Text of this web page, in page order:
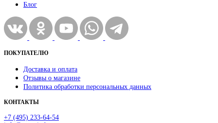
Блог
ПОКУПАТЕЛЮ
Доставка и оплата
Отзывы о магазине
Политика обработки персональных данных
КОНТАКТЫ
+7 (495) 233-64-54